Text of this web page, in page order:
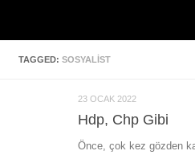
TAGGED: SOSYALIST
23 OCAK 2022
Hdp, Chp Gibi
Önce, çok kez gözden